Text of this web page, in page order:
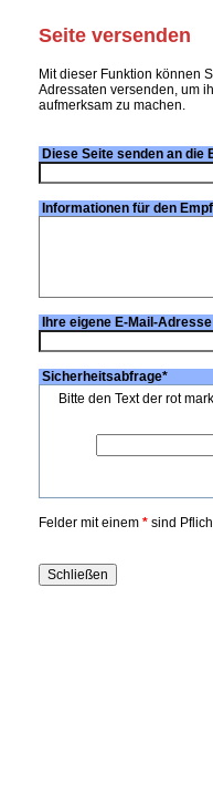
Seite versenden
Mit dieser Funktion können
Adressaten versenden, um
aufmerksam zu machen.
Diese Seite senden an die
Informationen für den
Ihre eigene E-Mail-
Sicherheitsabfrage*
Bitte den Text der rot
Felder mit einem * sind